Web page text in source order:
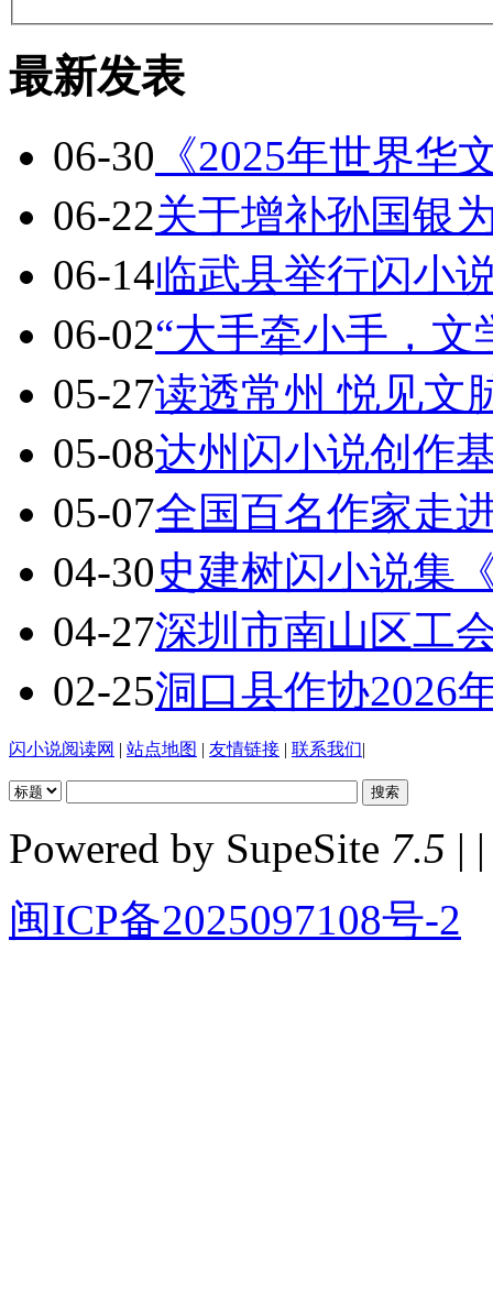
最新发表
06-30 《2025年世界华
06-22关于增补孙国银
06-14临武县举行闪小
06-02“大手牵小手，
05-27读透常州 悦见
05-08达州闪小说创作
05-07全国百名作家走
04-30史建树闪小说集
04-27深圳市南山区工
02-25洞口县作协2026
闪小说阅读网 | 站点地图 | 友情链接 | 联系我们|
Powered by SupeSite 7.5 | |
闽ICP备2025097108号-2